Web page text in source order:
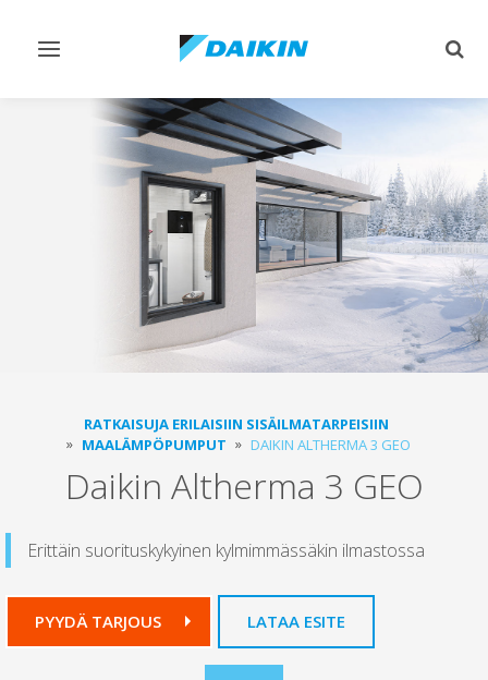
Vaihda
RATKAISUJA ERILAISIIN SISÄILMATARPEISIIN
MAALÄMPÖPUMPUT
DAIKIN ALTHERMA 3 GEO
Daikin Altherma 3 GEO
Erittäin suorituskykyinen kylmimmässäkin ilmastossa
PYYDÄ TARJOUS LATAA ESITE